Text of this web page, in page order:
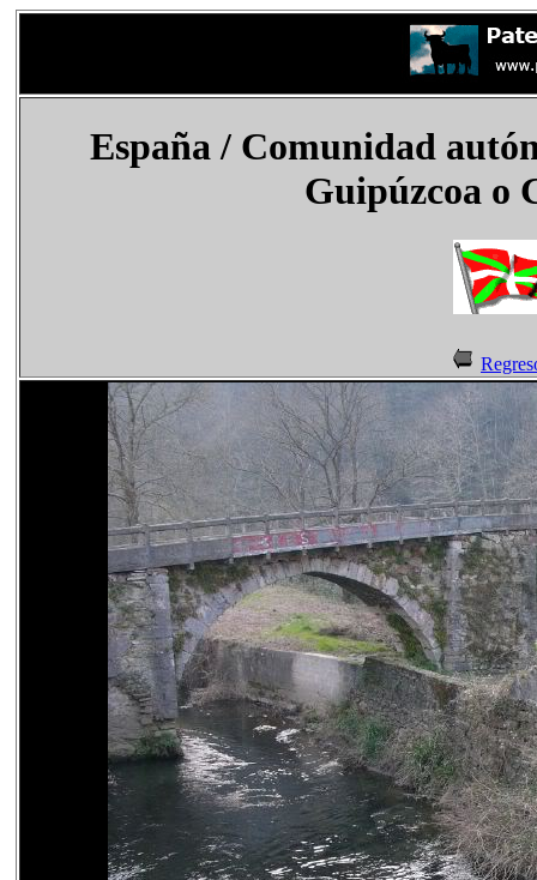
España / Comunidad
Guipúzcoa o